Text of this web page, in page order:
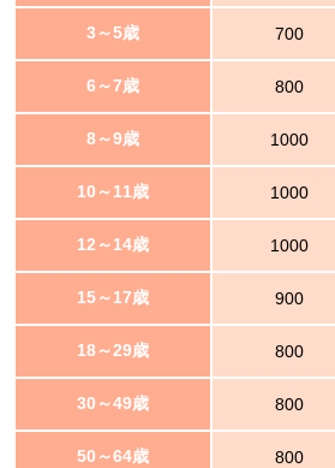
3～5歳 700
6～7歳 800
8～9歳 1000
10～11歳 1000
12～14歳 1000
15～17歳 900
18～29歳 800
30～49歳 800
50～64歳 800